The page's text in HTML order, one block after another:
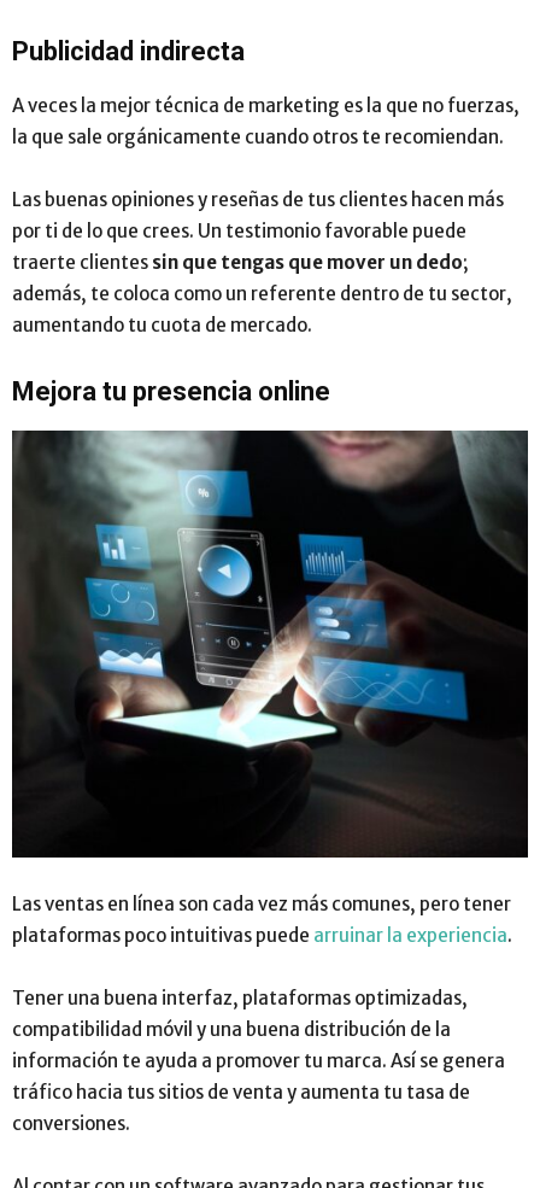
Publicidad indirecta
A veces la mejor técnica de marketing es la que no fuerzas,
la que sale orgánicamente cuando otros te recomiendan.
Las buenas opiniones y reseñas de tus clientes hacen más
por ti de lo que crees. Un testimonio favorable puede
traerte clientes sin que tengas que mover un dedo;
además, te coloca como un referente dentro de tu sector,
aumentando tu cuota de mercado.
Mejora tu presencia online
Las ventas en línea son cada vez más comunes, pero tener
plataformas poco intuitivas puede arruinar la experiencia.
Tener una buena interfaz, plataformas optimizadas,
compatibilidad móvil y una buena distribución de la
información te ayuda a promover tu marca. Así se genera
tráfico hacia tus sitios de venta y aumenta tu tasa de
conversiones.